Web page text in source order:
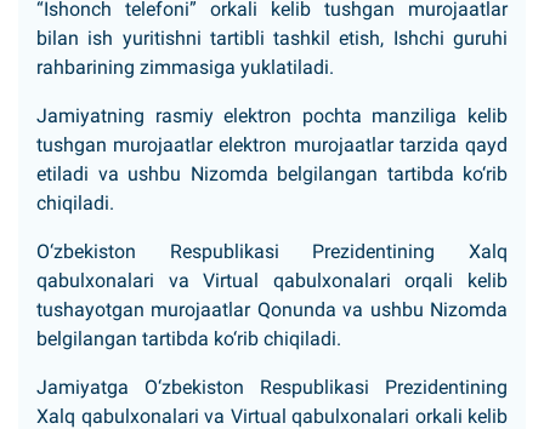
“Ishonch telefoni” orkali kelib tushgan murojaatlar
bilan ish yuritishni tartibli tashkil etish, Ishchi guruhi
rahbarining zimmasiga yuklatiladi.
Jamiyatning rasmiy elektron pochta manziliga kelib
tushgan murojaatlar elektron murojaatlar tarzida qayd
etiladi va ushbu Nizomda belgilangan tartibda ko‘rib
chiqiladi.
O‘zbekiston Respublikasi Prezidentining Xalq
qabulxonalari va Virtual qabulxonalari orqali kelib
tushayotgan murojaatlar Qonunda va ushbu Nizomda
belgilangan tartibda ko‘rib chiqiladi.
Jamiyatga O‘zbekiston Respublikasi Prezidentining
Xalq qabulxonalari va Virtual qabulxonalari orkali kelib